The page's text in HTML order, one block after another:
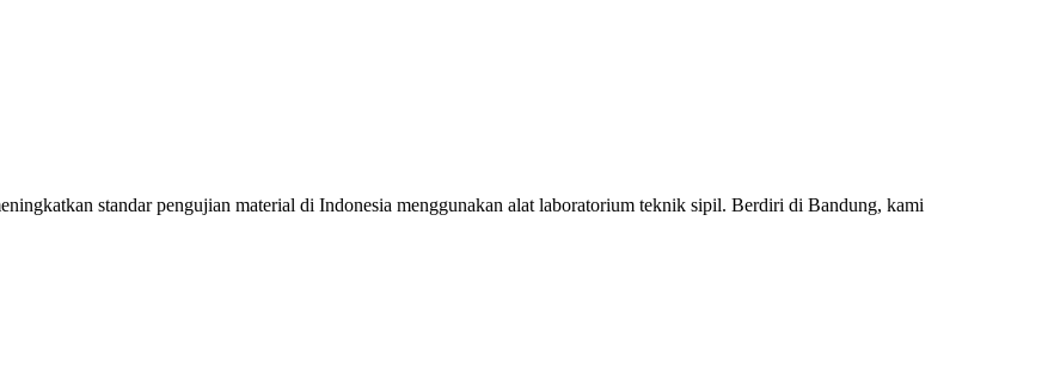
standar pengujian material di Indonesia menggunakan alat laboratorium teknik sipil. Berdiri di Bandung, kami